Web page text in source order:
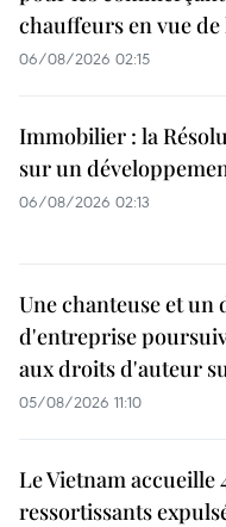
chauffeurs en vue de
06/08/2026 02:15
Immobilier : la
sur un
06/08/2026 02:13
Une chanteuse et un
d'entreprise
aux droits d'auteur
05/08/2026 11:10
Le Vietnam accueille
ressortissants